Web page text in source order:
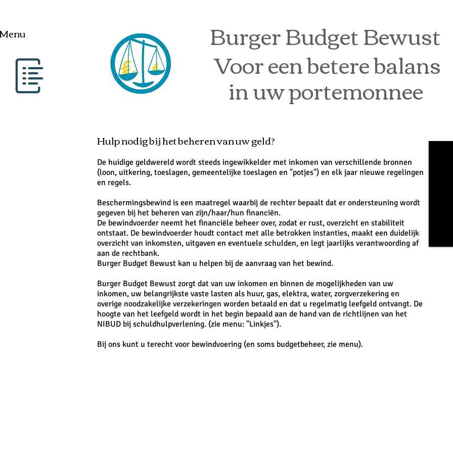
Burger Budget Bewust
Voor een betere balans
in uw portemonnee
Hulp nodig bij het beheren van uw geld?
De huidige geldwereld wordt steeds ingewikkelder met inkomen van verschillende bronnen
(loon, uitkering, toeslagen, gemeentelijke toeslagen en "potjes") en elk jaar nieuwe regelingen
en regels.
Beschermingsbewind is een maatregel waarbij de rechter bepaalt dat er ondersteuning wordt
gegeven bij het beheren van zijn/haar/hun financiën.
De bewindvoerder neemt het financiële beheer over, zodat er rust, overzicht en stabiliteit
ontstaat. De bewindvoerder houdt contact met alle betrokken instanties, maakt een duidelijk
overzicht van inkomsten, uitgaven en eventuele schulden, en legt jaarlijks verantwoording af
aan de rechtbank.
Burger Budget Bewust kan u helpen bij de aanvraag van het bewind.
Burger Budget Bewust zorgt dat van uw inkomen en binnen de mogelijkheden van uw
inkomen, uw belangrijkste vaste lasten als huur, gas, elektra, water, zorgverzekering en
overige noodzakelijke verzekeringen worden betaald en dat u regelmatig leefgeld ontvangt. De
hoogte van het leefgeld wordt in het begin bepaald aan de hand van de richtlijnen van het
NIBUD bij schuldhulpverlening. (zie menu: "Linkjes").
Bij ons kunt u terecht voor bewindvoering (en soms budgetbeheer, zie menu).